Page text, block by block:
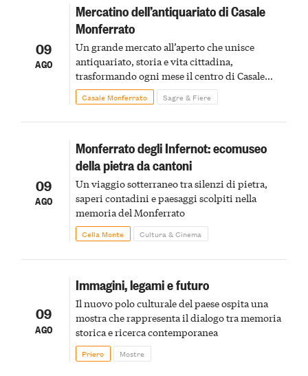
09
AGO
Mercatino dell’antiquariato di Casale
Monferrato
Un grande mercato all’aperto che unisce
antiquariato, storia e vita cittadina,
trasformando ogni mese il centro di Casale
Monferrato in un luogo di scoperta e racconto
Casale Monferrato Sagre & Fiere
09
AGO
Monferrato degli Infernot: ecomuseo
della pietra da cantoni
Un viaggio sotterraneo tra silenzi di pietra,
saperi contadini e paesaggi scolpiti nella
memoria del Monferrato
Cella Monte Cultura & Cinema
09
AGO
Immagini, legami e futuro
Il nuovo polo culturale del paese ospita una
mostra che rappresenta il dialogo tra memoria
storica e ricerca contemporanea
Priero Mostre